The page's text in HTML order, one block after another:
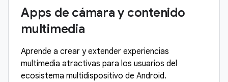
Apps de cámara y contenido
multimedia
Aprende a crear y extender experiencias
multimedia atractivas para los usuarios del
ecosistema multidispositivo de Android.